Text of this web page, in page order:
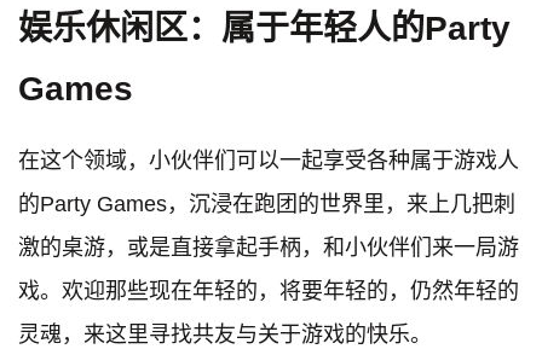
娱乐休闲区： 属于年轻人的Party
Games
在这个领域，小伙伴们可以一起享受各种属于游戏⼈
的Party Games，沉浸在跑团的世界里，来上几把刺
激的桌游，或是直接拿起手柄，和小伙伴们来一局游
戏。欢迎那些现在年轻的，将要年轻的，仍然年轻的
灵魂，来这⾥寻找共友与关于游戏的快乐。